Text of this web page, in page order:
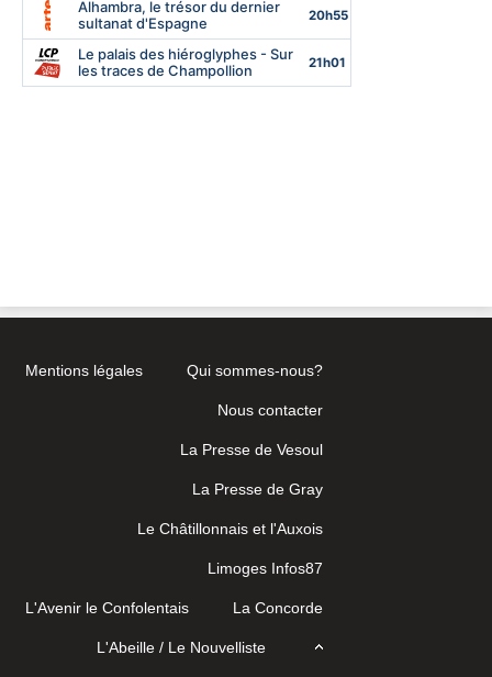
Mentions légales Qui sommes-nous?
Nous contacter
La Presse de Vesoul
La Presse de Gray
Le Châtillonnais et l'Auxois
Limoges Infos87
L'Avenir le Confolentais La Concorde
L'Abeille / Le Nouvelliste